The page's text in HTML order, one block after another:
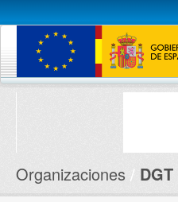
Conjuntos de datos
Organizaciones DGT